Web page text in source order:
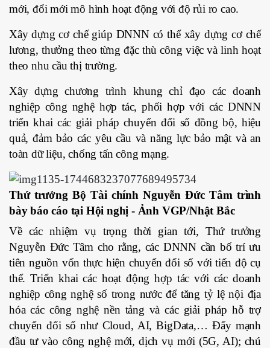
mới, đổi mới mô hình hoạt động với độ rủi ro cao.
Xây dựng cơ chế giúp DNNN có thể xây dựng cơ chế
lương, thưởng theo từng đặc thù công việc và linh hoạt
theo nhu cầu thị trường.
Xây dựng chương trình khung chỉ đạo các doanh
nghiệp công nghệ hợp tác, phối hợp với các DNNN
triển khai các giải pháp chuyển đổi số đồng bộ, hiệu
quả, đảm bảo các yêu cầu và năng lực bảo mật và an
toàn dữ liệu, chống tấn công mạng.
Thứ trưởng Bộ Tài chính Nguyễn Đức Tâm trình
bày báo cáo tại Hội nghị - Ảnh VGP/Nhật Bắc
Về các nhiệm vụ trọng thời gian tới, Thứ trưởng
Nguyễn Đức Tâm cho rằng, các DNNN cần bố trí ưu
tiên nguồn vốn thực hiện chuyển đổi số với tiến độ cụ
thể. Triển khai các hoạt động hợp tác với các doanh
nghiệp công nghệ số trong nước để tăng tỷ lệ nội địa
hóa các công nghệ nền tảng và các giải pháp hỗ trợ
chuyển đổi số như Cloud, AI, BigData,… Đẩy mạnh
đầu tư vào công nghệ mới, dịch vụ mới (5G, AI); chú